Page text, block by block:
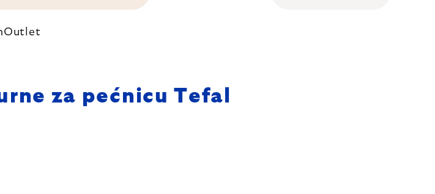
Outlet
za pećnicu Tefal